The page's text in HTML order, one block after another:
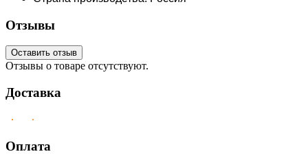
Отзывы
Оставить отзыв
Отзывы о товаре отсутствуют.
Доставка
Оплата